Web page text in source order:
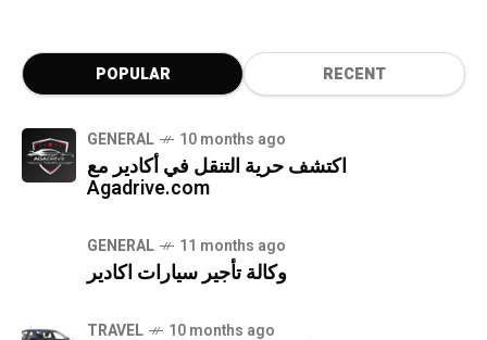
POPULAR RECENT
GENERAL 10 months ago
اكتشف حرية التنقل في أكادير مع
Agadrive.com
GENERAL 11 months ago
وكالة تأجير سيارات اكادير
TRAVEL 10 months ago